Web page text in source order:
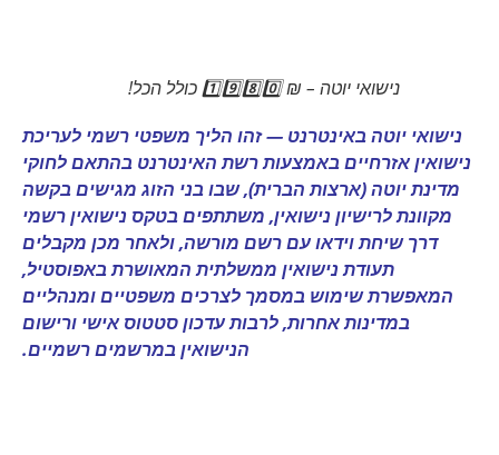
נישואי יוטה – ₪ 1️⃣9️⃣8️⃣0️⃣ כולל הכל!
נישואי יוטה באינטרנט — זהו הליך משפטי רשמי לעריכת
נישואין אזרחיים באמצעות רשת האינטרנט בהתאם לחוקי
מדינת יוטה (ארצות הברית), שבו בני הזוג מגישים בקשה
מקוונת לרישיון נישואין, משתתפים בטקס נישואין רשמי
דרך שיחת וידאו עם רשם מורשה, ולאחר מכן מקבלים
תעודת נישואין ממשלתית המאושרת באפוסטיל,
המאפשרת שימוש במסמך לצרכים משפטיים ומנהליים
במדינות אחרות, לרבות עדכון סטטוס אישי ורישום
הנישואין במרשמים רשמיים.